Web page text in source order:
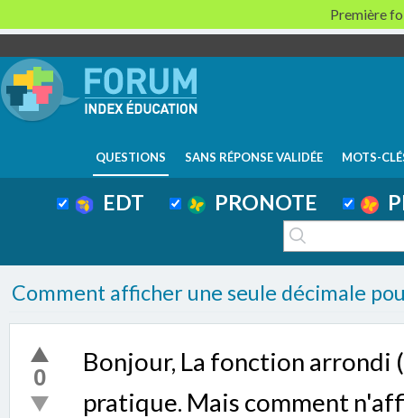
QUESTIONS SANS RÉPONSE VALIDÉE MOTS-
EDT PRONOTE
Comment afficher une seule décimale
0
Bonjour, La fonction arrondi
pratique. Mais comment
Première